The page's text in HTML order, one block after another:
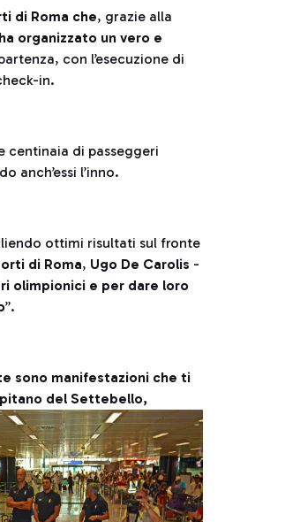
di Roma che, grazie alla
ha organizzato un vero e
con l’esecuzione di
in.
centinaia di passeggeri
anch’essi l’inno.
ottimi risultati sul fronte
di Roma, Ugo De Carolis -
olimpionici e per dare loro
”.
sono manifestazioni che ti
del Settebello,